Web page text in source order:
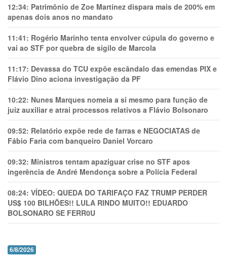
12:34: Patrimônio de Zoe Martínez dispara mais de 200% em
apenas dois anos no mandato
11:41: Rogério Marinho tenta envolver cúpula do governo e
vai ao STF por quebra de sigilo de Marcola
11:17: Devassa do TCU expõe escândalo das emendas PIX e
Flávio Dino aciona investigação da PF
10:22: Nunes Marques nomeia a si mesmo para função de
juiz auxiliar e atrai processos relativos a Flávio Bolsonaro
09:52: Relatório expõe rede de farras e NEGOCIATAS de
Fábio Faria com banqueiro Daniel Vorcaro
09:32: Ministros tentam apaziguar crise no STF apos
ingerência de André Mendonça sobre a Polícia Federal
08:24: VÍDEO: QUEDA DO TARIFAÇO FAZ TRUMP PERDER
US$ 100 BILHÕES!! LULA RINDO MUITO!! EDUARDO
BOLSONARO SE FERR0U
6/8/2026